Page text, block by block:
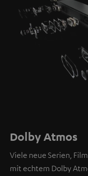
Dolby Atmos
Viele neue Serien,
mit echtem Dolby